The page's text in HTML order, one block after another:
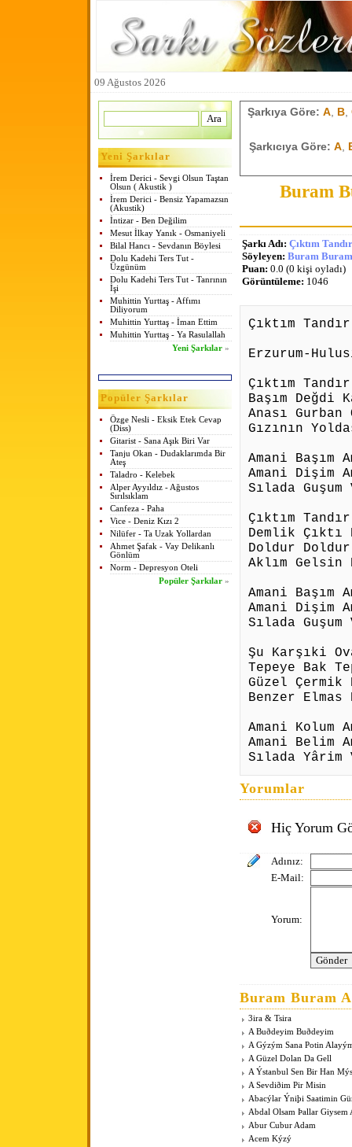
09 Ağustos 2026
Yeni Şarkılar
İrem Derici - Sevgi Olsun Taştan
Olsun ( Akustik )
İrem Derici - Bensiz Yapamazsın
(Akustik)
İntizar - Ben Değilim
Mesut İlkay Yanık - Osmaniyeli
Bilal Hancı - Sevdanın Böylesi
Dolu Kadehi Ters Tut -
Üzgünüm
Dolu Kadehi Ters Tut - Tanrının
İşi
Muhittin Yurttaş - Affımı
Diliyorum
Muhittin Yurttaş - İman Ettim
Muhittin Yurttaş - Ya Rasulallah
Yeni Şarkılar »
Popüler Şarkılar
Özge Nesli - Eksik Etek Cevap
(Diss)
Gitarist - Sana Aşık Biri Var
Tanju Okan - Dudaklarımda Bir
Ateş
Taladro - Kelebek
Alper Ayyıldız - Ağustos
Sırılsıklam
Canfeza - Paha
Vice - Deniz Kızı 2
Nilüfer - Ta Uzak Yollardan
Ahmet Şafak - Vay Delikanlı
Gönlüm
Norm - Depresyon Oteli
Popüler Şarkılar »
Şarkıya Göre: A, B,
Şarkıcıya Göre: A,
Buram
Şarkı Adı: Çıktım
Söyleyen: Buram
Puan: 0.0 (0 kişi oyladı)
Görüntüleme: 1046
Çıktım
Erzurum-
Çıktım
Başım Değdi
Anası Gurban
Gızının
Amani Başım
Amani Dişim
Sılada Guşum
Çıktım
Demlik Çıktı
Doldur
Aklım Gelsin
Amani Başım
Amani Dişim
Sılada Guşum
Şu Karşıki
Tepeye Bak
Güzel Çermik
Benzer Elmas
Amani Kolum
Amani Belim
Sılada Yârim
Yorumlar
Hiç Yorum
Adınız:
E-Mail:
Yorum:
Buram Buram
3ira & Tsira
A Buðdeyim Buðdeyim
A Gýzým Sana Potin
A Güzel Dolan Da Gell
A Ýstanbul Sen Bir Han
A Sevdiðim Pir Misin
Abacýlar Ýniþi Saatimin
Abdal Olsam Þallar Giysem
Abur Cubur Adam
Acem Kýzý